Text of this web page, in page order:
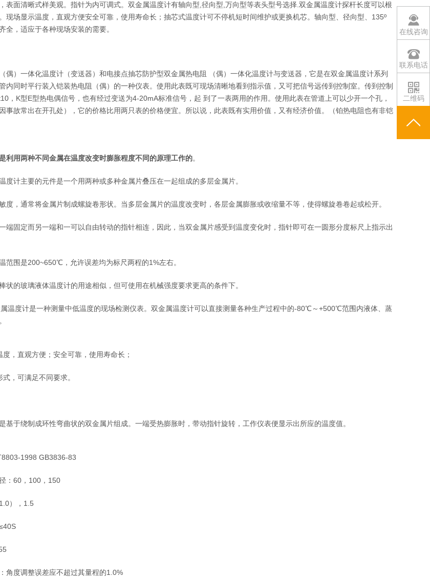
表面清晰式样美观。指针为内可调式。双金属温度计有轴向型,径向型,万向型等表头型号选择.双金属温度计探杆长度可以根
现场显示温度，直观方便安全可靠，使用寿命长；抽芯式温度计可不停机短时间维护或更换机芯。轴向型、径向型、135º
全，适应于各种现场安装的需要。
）一体化温度计（变送器）和电接点抽芯防护型双金属热电阻
（偶）一体化温度计与变送器，它是在双金属温度计系列
内同时平行装入铠装热电阻（偶）的一种仪表。使用此表既可现场清晰地看到指示值，又可把信号远传到控制室。传到控制
，K型E型热电偶信号，也有经过变送为4-20mA标准信号，起 到了一表两用的作用。使用此表在管道上可以少开一个孔，
事故常出在开孔处），它的价格比用两只表的价格便宜。所以说，此表既有实用价值，又有经济价值。（铂热电阻也有非铠
利用两种不同金属在温度改变时膨胀程度不同的原理工作的。
计主要的元件是一个用两种或多种金属片叠压在一起组成的多层金属片。
，通常将金属片制成螺旋卷形状。当多层金属片的温度改变时，各层金属膨胀或收缩量不等，使得螺旋卷卷起或松开。
固定而另一端和一可以自由转动的指针相连，因此，当双金属片感受到温度变化时，指针即可在一圆形分度标尺上指示出
围是200~650℃，允许误差均为标尺两程的1%左右。
的玻璃液体温度计的用途相似，但可使用在机械强度要求更高的条件下。
度计是一种测量中低温度的现场检测仪表。双金属温度计可以直接测量各种生产过程中的-80℃～+500℃范围内液体、蒸
直观方便；安全可靠，使用寿命长；
，可满足不同要求。
于绕制成环性弯曲状的双金属片组成。一端受热膨胀时，带动指针旋转，工作仪表便显示出所应的温度值。
1998 GB3836-83
60，100，150
），1.5
度调整误差应不超过其量程的1.0%
在线咨询
联系电话
二维码